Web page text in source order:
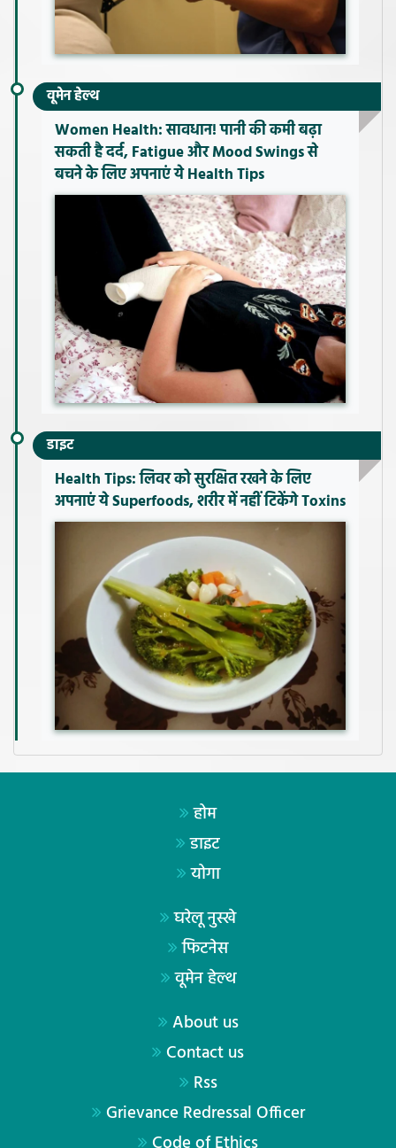
वूमेन हेल्थ
Women Health: सावधान! पानी की कमी बढ़ा
सकती है दर्द, Fatigue और Mood Swings से
बचने के लिए अपनाएं ये Health Tips
डाइट
Health Tips: लिवर को सुरक्षित रखने के लिए
अपनाएं ये Superfoods, शरीर में नहीं टिकेंगे Toxins
होम
डाइट
योगा
घरेलू नुस्खे
फिटनेस
वूमेन हेल्थ
About us
Contact us
Rss
Grievance Redressal Officer